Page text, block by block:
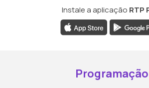
Instale a aplicação RTP
Programação